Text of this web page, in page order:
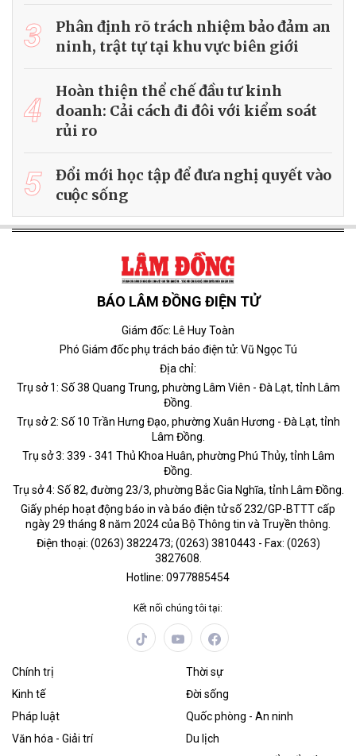
3
Phân định rõ trách nhiệm bảo đảm an
ninh, trật tự tại khu vực biên giới
4
Hoàn thiện thể chế đầu tư kinh
doanh: Cải cách đi đôi với kiểm soát
rủi ro
5
Đổi mới học tập để đưa nghị quyết vào
cuộc sống
BÁO LÂM ĐỒNG ĐIỆN TỬ
Giám đốc: Lê Huy Toàn
Phó Giám đốc phụ trách báo điện tử: Vũ Ngọc Tú
Địa chỉ:
Trụ sở 1: Số 38 Quang Trung, phường Lâm Viên - Đà Lạt, tỉnh Lâm
Đồng.
Trụ sở 2: Số 10 Trần Hưng Đạo, phường Xuân Hương - Đà Lạt, tỉnh
Lâm Đồng.
Trụ sở 3: 339 - 341 Thủ Khoa Huân, phường Phú Thủy, tỉnh Lâm
Đồng.
Trụ sở 4: Số 82, đường 23/3, phường Bắc Gia Nghĩa, tỉnh Lâm Đồng.
Giấy phép hoạt động báo in và báo điện tử số 232/GP-BTTT cấp
ngày 29 tháng 8 năm 2024 của Bộ Thông tin và Truyền thông.
Điện thoại: (0263) 3822473; (0263) 3810443 - Fax: (0263)
3827608.
Hotline: 0977885454
Kết nối chúng tôi tại:
Chính trị
Thời sự
Kinh tế
Đời sống
Pháp luật
Quốc phòng - An ninh
Văn hóa - Giải trí
Du lịch